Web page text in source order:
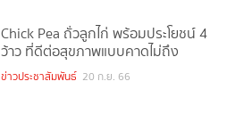
Chick Pea ถั่วลูกไก่ พร้อมประโยชน์ 4
ว้าว ที่ดีต่อสุขภาพแบบคาดไม่ถึง
ข่าวประชาสัมพันธ์ 20 ก.ย. 66